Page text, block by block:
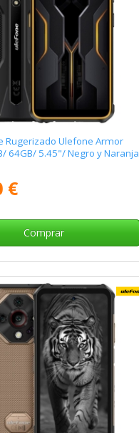
Rugerizado Ulefone Armor
64GB/ 5.45"/ Negro y Naranja
€
Comprar